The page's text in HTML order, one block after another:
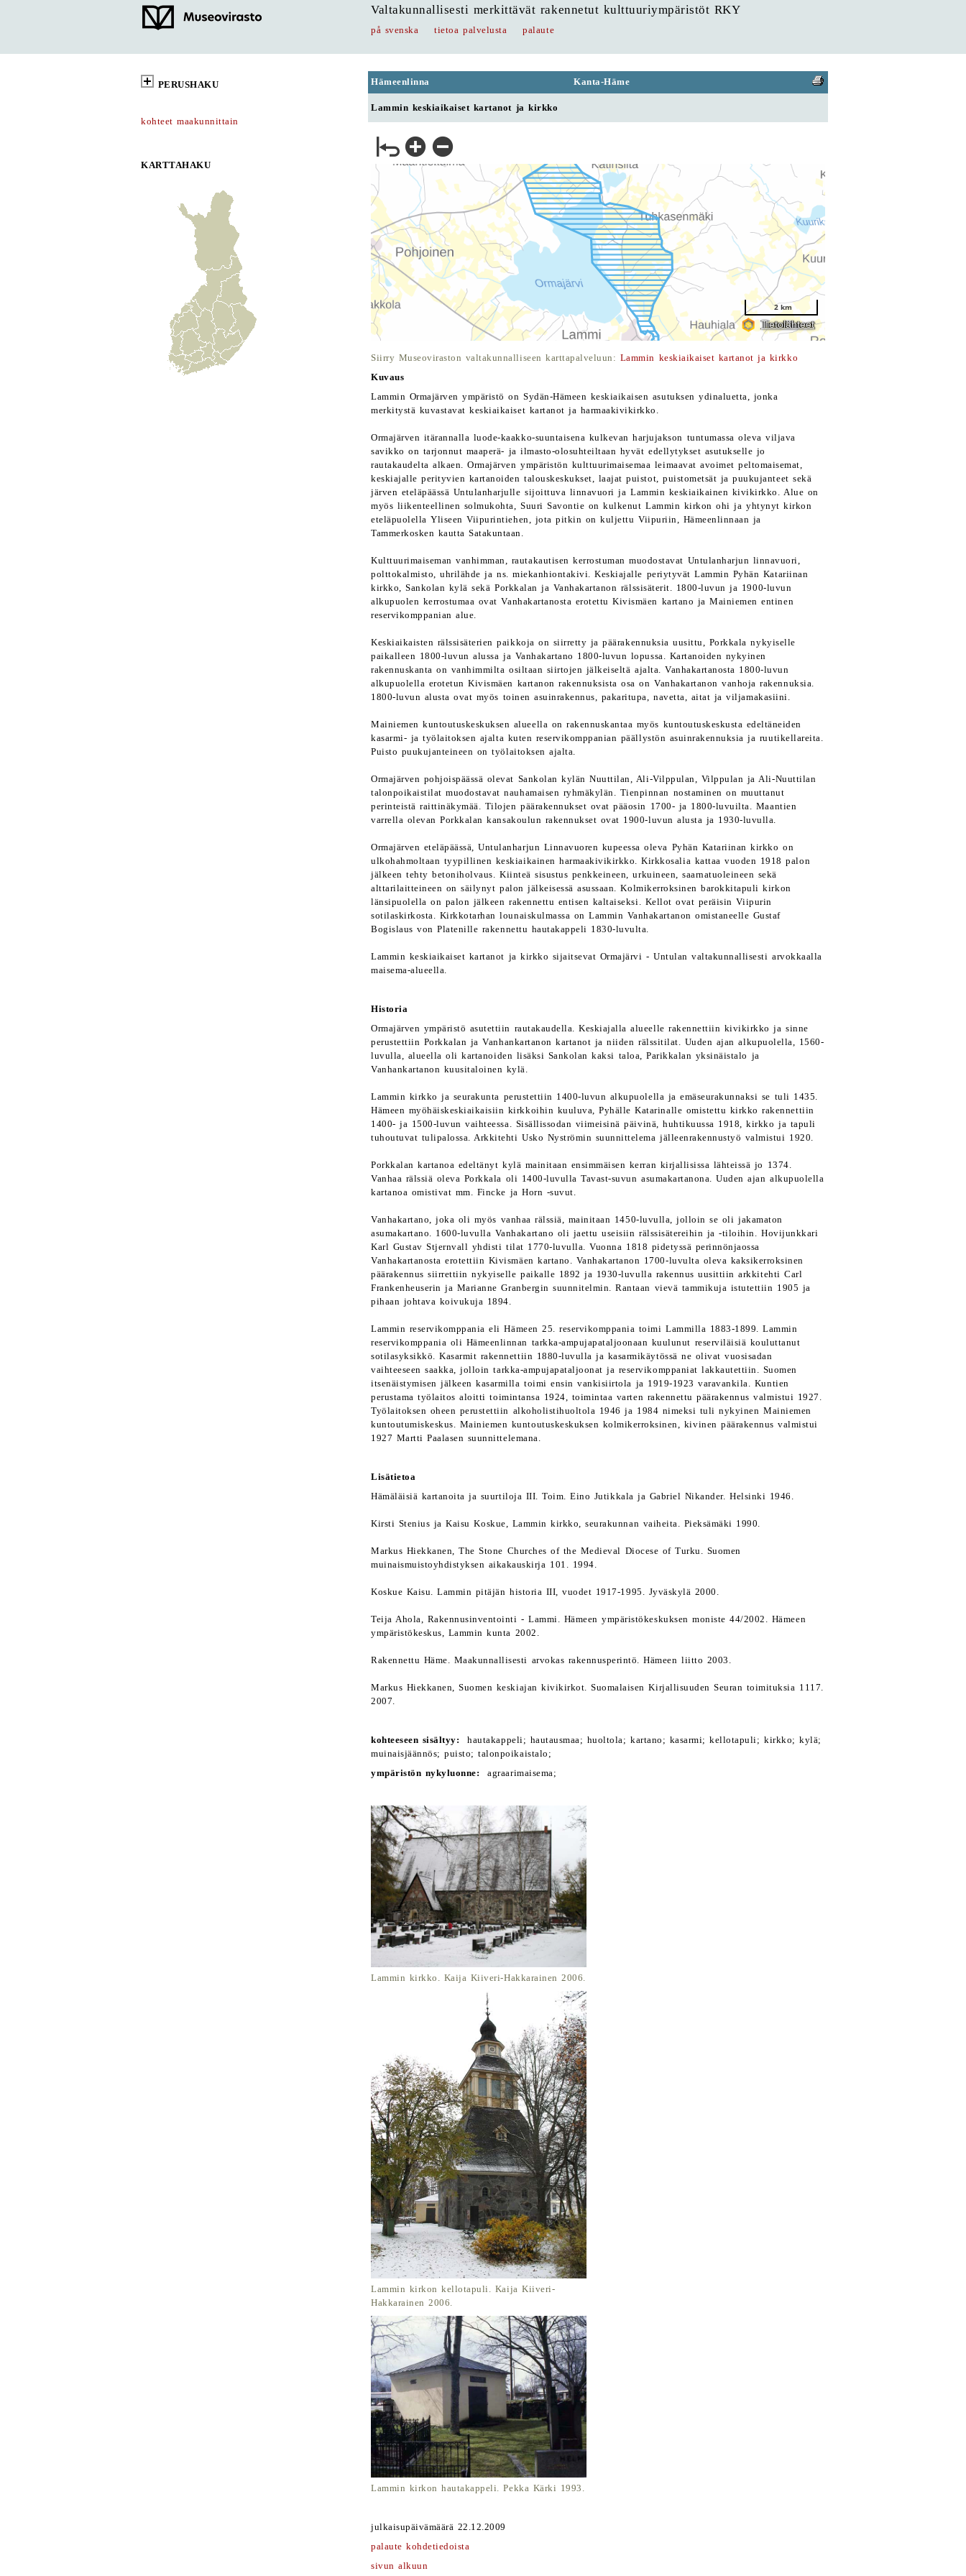
Valtakunnallisesti merkittävät rakennetut kulttuuriympäristöt RKY
på svenska tietoa palvelusta palaute
PERUSHAKU
kohteet maakunnittain
KARTTAHAKU
Hämeenlinna Kanta-Häme
Lammin keskiaikaiset kartanot ja kirkko
Siirry Museoviraston valtakunnalliseen karttapalveluun: Lammin keskiaikaiset kartanot ja kirkko
Kuvaus
Lammin Ormajärven ympäristö on Sydän-Hämeen keskiaikaisen asutuksen ydinaluetta, jonka
merkitystä kuvastavat keskiaikaiset kartanot ja harmaakivikirkko.
Ormajärven itärannalla luode-kaakko-suuntaisena kulkevan harjujakson tuntumassa oleva viljava
savikko on tarjonnut maaperä- ja ilmasto-olosuhteiltaan hyvät edellytykset asutukselle jo
rautakaudelta alkaen. Ormajärven ympäristön kulttuurimaisemaa leimaavat avoimet peltomaisemat,
keskiajalle perityvien kartanoiden talouskeskukset, laajat puistot, puistometsät ja puukujanteet sekä
järven eteläpäässä Untulanharjulle sijoittuva linnavuori ja Lammin keskiaikainen kivikirkko. Alue on
myös liikenteellinen solmukohta, Suuri Savontie on kulkenut Lammin kirkon ohi ja yhtynyt kirkon
eteläpuolella Yliseen Viipurintiehen, jota pitkin on kuljettu Viipuriin, Hämeenlinnaan ja
Tammerkosken kautta Satakuntaan.
Kulttuurimaiseman vanhimman, rautakautisen kerrostuman muodostavat Untulanharjun linnavuori,
polttokalmisto, uhrilähde ja ns. miekanhiontakivi. Keskiajalle periytyvät Lammin Pyhän Katariinan
kirkko, Sankolan kylä sekä Porkkalan ja Vanhakartanon rälssisäterit. 1800-luvun ja 1900-luvun
alkupuolen kerrostumaa ovat Vanhakartanosta erotettu Kivismäen kartano ja Mainiemen entinen
reservikomppanian alue.
Keskiaikaisten rälssisäterien paikkoja on siirretty ja päärakennuksia uusittu, Porkkala nykyiselle
paikalleen 1800-luvun alussa ja Vanhakartano 1800-luvun lopussa. Kartanoiden nykyinen
rakennuskanta on vanhimmilta osiltaan siirtojen jälkeiseltä ajalta. Vanhakartanosta 1800-luvun
alkupuolella erotetun Kivismäen kartanon rakennuksista osa on Vanhakartanon vanhoja rakennuksia.
1800-luvun alusta ovat myös toinen asuinrakennus, pakaritupa, navetta, aitat ja viljamakasiini.
Mainiemen kuntoutuskeskuksen alueella on rakennuskantaa myös kuntoutuskeskusta edeltäneiden
kasarmi- ja työlaitoksen ajalta kuten reservikomppanian päällystön asuinrakennuksia ja ruutikellareita.
Puisto puukujanteineen on työlaitoksen ajalta.
Ormajärven pohjoispäässä olevat Sankolan kylän Nuuttilan, Ali-Vilppulan, Vilppulan ja Ali-Nuuttilan
talonpoikaistilat muodostavat nauhamaisen ryhmäkylän. Tienpinnan nostaminen on muuttanut
perinteistä raittinäkymää. Tilojen päärakennukset ovat pääosin 1700- ja 1800-luvuilta. Maantien
varrella olevan Porkkalan kansakoulun rakennukset ovat 1900-luvun alusta ja 1930-luvulla.
Ormajärven eteläpäässä, Untulanharjun Linnavuoren kupeessa oleva Pyhän Katariinan kirkko on
ulkohahmoltaan tyypillinen keskiaikainen harmaakivikirkko. Kirkkosalia kattaa vuoden 1918 palon
jälkeen tehty betoniholvaus. Kiinteä sisustus penkkeineen, urkuineen, saarnatuoleineen sekä
alttarilaitteineen on säilynyt palon jälkeisessä asussaan. Kolmikerroksinen barokkitapuli kirkon
länsipuolella on palon jälkeen rakennettu entisen kaltaiseksi. Kellot ovat peräisin Viipurin
sotilaskirkosta. Kirkkotarhan lounaiskulmassa on Lammin Vanhakartanon omistaneelle Gustaf
Bogislaus von Platenille rakennettu hautakappeli 1830-luvulta.
Lammin keskiaikaiset kartanot ja kirkko sijaitsevat Ormajärvi - Untulan valtakunnallisesti arvokkaalla
maisema-alueella.
Historia
Ormajärven ympäristö asutettiin rautakaudella. Keskiajalla alueelle rakennettiin kivikirkko ja sinne
perustettiin Porkkalan ja Vanhankartanon kartanot ja niiden rälssitilat. Uuden ajan alkupuolella, 1560-
luvulla, alueella oli kartanoiden lisäksi Sankolan kaksi taloa, Parikkalan yksinäistalo ja
Vanhankartanon kuusitaloinen kylä.
Lammin kirkko ja seurakunta perustettiin 1400-luvun alkupuolella ja emäseurakunnaksi se tuli 1435.
Hämeen myöhäiskeskiaikaisiin kirkkoihin kuuluva, Pyhälle Katarinalle omistettu kirkko rakennettiin
1400- ja 1500-luvun vaihteessa. Sisällissodan viimeisinä päivinä, huhtikuussa 1918, kirkko ja tapuli
tuhoutuvat tulipalossa. Arkkitehti Usko Nyströmin suunnittelema jälleenrakennustyö valmistui 1920.
Porkkalan kartanoa edeltänyt kylä mainitaan ensimmäisen kerran kirjallisissa lähteissä jo 1374.
Vanhaa rälssiä oleva Porkkala oli 1400-luvulla Tavast-suvun asumakartanona. Uuden ajan alkupuolella
kartanoa omistivat mm. Fincke ja Horn -suvut.
Vanhakartano, joka oli myös vanhaa rälssiä, mainitaan 1450-luvulla, jolloin se oli jakamaton
asumakartano. 1600-luvulla Vanhakartano oli jaettu useisiin rälssisätereihin ja -tiloihin. Hovijunkkari
Karl Gustav Stjernvall yhdisti tilat 1770-luvulla. Vuonna 1818 pidetyssä perinnönjaossa
Vanhakartanosta erotettiin Kivismäen kartano. Vanhakartanon 1700-luvulta oleva kaksikerroksinen
päärakennus siirrettiin nykyiselle paikalle 1892 ja 1930-luvulla rakennus uusittiin arkkitehti Carl
Frankenheuserin ja Marianne Granbergin suunnitelmin. Rantaan vievä tammikuja istutettiin 1905 ja
pihaan johtava koivukuja 1894.
Lammin reservikomppania eli Hämeen 25. reservikomppania toimi Lammilla 1883-1899. Lammin
reservikomppania oli Hämeenlinnan tarkka-ampujapataljoonaan kuulunut reserviläisiä kouluttanut
sotilasyksikkö. Kasarmit rakennettiin 1880-luvulla ja kasarmikäytössä ne olivat vuosisadan
vaihteeseen saakka, jolloin tarkka-ampujapataljoonat ja reservikomppaniat lakkautettiin. Suomen
itsenäistymisen jälkeen kasarmilla toimi ensin vankisiirtola ja 1919-1923 varavankila. Kuntien
perustama työlaitos aloitti toimintansa 1924, toimintaa varten rakennettu päärakennus valmistui 1927.
Työlaitoksen oheen perustettiin alkoholistihuoltola 1946 ja 1984 nimeksi tuli nykyinen Mainiemen
kuntoutumiskeskus. Mainiemen kuntoutuskeskuksen kolmikerroksinen, kivinen päärakennus valmistui
1927 Martti Paalasen suunnittelemana.
Lisätietoa
Hämäläisiä kartanoita ja suurtiloja III. Toim. Eino Jutikkala ja Gabriel Nikander. Helsinki 1946.
Kirsti Stenius ja Kaisu Koskue, Lammin kirkko, seurakunnan vaiheita. Pieksämäki 1990.
Markus Hiekkanen, The Stone Churches of the Medieval Diocese of Turku. Suomen
muinaismuistoyhdistyksen aikakauskirja 101. 1994.
Koskue Kaisu. Lammin pitäjän historia III, vuodet 1917-1995. Jyväskylä 2000.
Teija Ahola, Rakennusinventointi - Lammi. Hämeen ympäristökeskuksen moniste 44/2002. Hämeen
ympäristökeskus, Lammin kunta 2002.
Rakennettu Häme. Maakunnallisesti arvokas rakennusperintö. Hämeen liitto 2003.
Markus Hiekkanen, Suomen keskiajan kivikirkot. Suomalaisen Kirjallisuuden Seuran toimituksia 1117.
2007.
kohteeseen sisältyy: hautakappeli; hautausmaa; huoltola; kartano; kasarmi; kellotapuli; kirkko; kylä;
muinaisjäännös; puisto; talonpoikaistalo;
ympäristön nykyluonne: agraarimaisema;
Lammin kirkko. Kaija Kiiveri-Hakkarainen 2006.
Lammin kirkon kellotapuli. Kaija Kiiveri-
Hakkarainen 2006.
Lammin kirkon hautakappeli. Pekka Kärki 1993.
julkaisupäivämäärä 22.12.2009
palaute kohdetiedoista
sivun alkuun